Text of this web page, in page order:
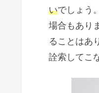
いでしょう
場合もあり
ることはあ
詮索してこ